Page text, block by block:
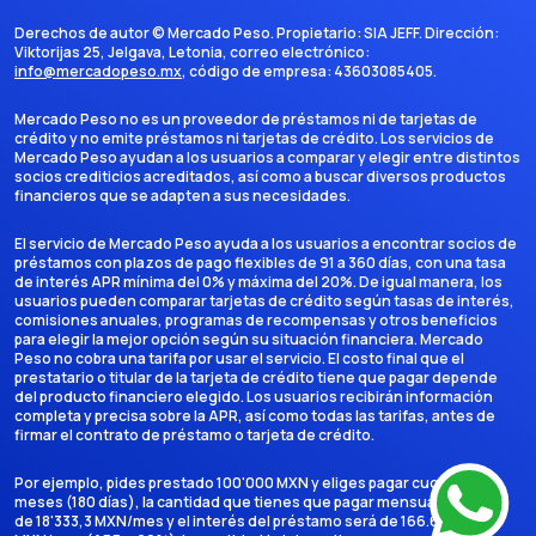
Derechos de autor ©Mercado Peso. Propietario:SIA JEFF. Dirección:
Viktorijas 25, Jelgava, Letonia, correo electrónico:
info@mercadopeso.mx, código de empresa: 43603085405.
Mercado Peso no es un proveedor de préstamos ni de tarjetas de
crédito y no emite préstamos ni tarjetas de crédito. Los servicios de
Mercado Peso ayudan a los usuarios a comparar y elegir entre distintos
socios crediticios acreditados, así como a buscar diversos productos
financieros que se adapten a sus necesidades.
El servicio de Mercado Peso ayuda a los usuarios a encontrar socios de
préstamos con plazos de pago flexibles de 91 a 360 días, con una tasa
de interés APR mínima del 0% y máxima del 20%. De igual manera, los
usuarios pueden comparar tarjetas de crédito según tasas de interés,
comisiones anuales, programas de recompensas y otros beneficios
para elegir la mejor opción según su situación financiera. Mercado
Peso no cobra una tarifa por usar el servicio. El costo final que el
prestatario o titular de la tarjeta de crédito tiene que pagar depende
del producto financiero elegido. Los usuarios recibirán información
completa y precisa sobre la APR, así como todas las tarifas, antes de
firmar el contrato de préstamo o tarjeta de crédito.
Por ejemplo, pides prestado 100'000 MXN y eliges pagar cuotas en 6
meses (180 días), la cantidad que tienes que pagar mensualmente es
de 18'333,3 MXN/mes y el interés del préstamo será de 166.666,7